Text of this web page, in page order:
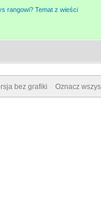
rangowi? Temat z wieści
bez grafiki Oznacz